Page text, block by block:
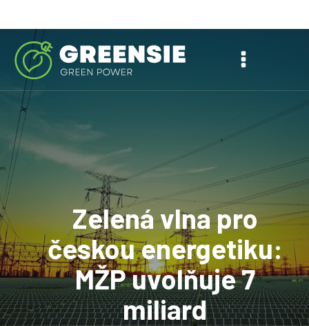
Zelená vlna pro
českou energetiku:
MŽP uvolňuje 7
miliard